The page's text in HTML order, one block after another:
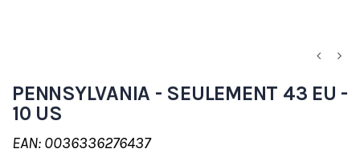
PENNSYLVANIA - SEULEMENT 43 EU -
10 US
EAN: 0036336276437